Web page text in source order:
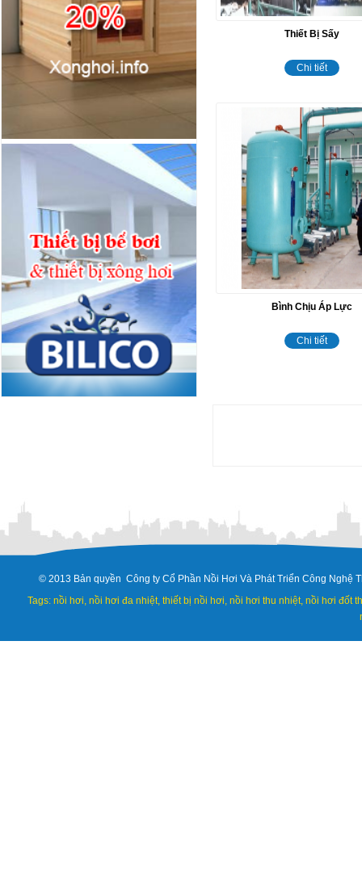
Thiết Bị Sấy
Chi tiết
Bình Chịu Áp Lực
Chi tiết
© 2013 Bản quyền Công ty Cổ Phần Nồi Hơi Và Phát Triển Công
Tags: nồi hơi, nồi hơi đa nhiệt, thiết bị nồi hơi, nồi hơi thu nhiệt, nồi hơi đốt